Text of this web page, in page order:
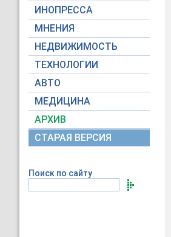
ИНОПРЕССА
МНЕНИЯ
НЕДВИЖИМОСТЬ
ТЕХНОЛОГИИ
АВТО
МЕДИЦИНА
АРХИВ
СТАРАЯ ВЕРСИЯ
Поиск по сайту